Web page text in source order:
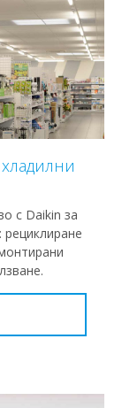
с Daikin за
рециклиране